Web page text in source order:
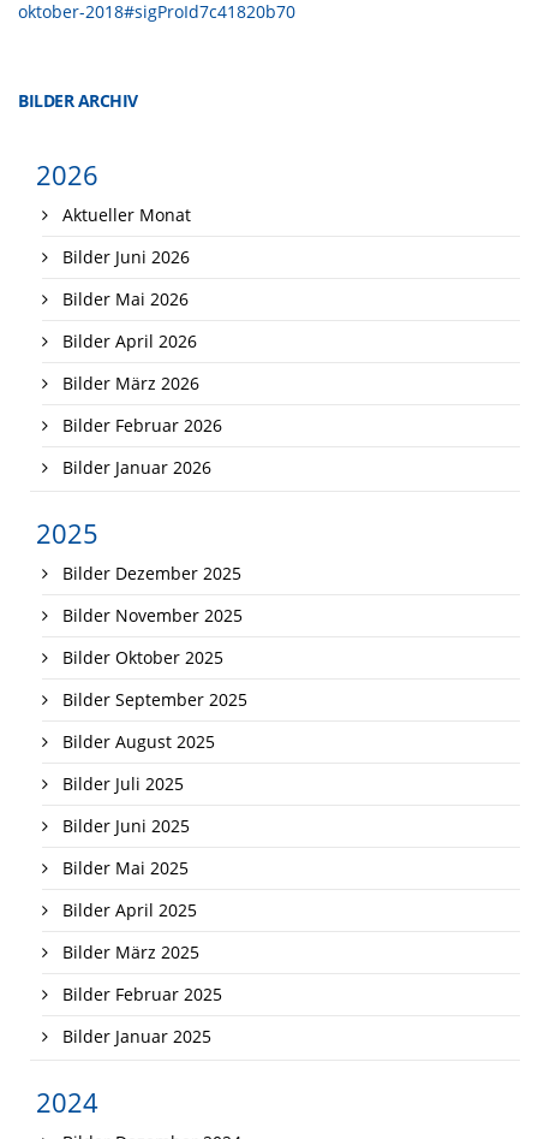
oktober-2018#sigProId7c41820b70
BILDER ARCHIV
2026
Aktueller Monat
Bilder Juni 2026
Bilder Mai 2026
Bilder April 2026
Bilder März 2026
Bilder Februar 2026
Bilder Januar 2026
2025
Bilder Dezember 2025
Bilder November 2025
Bilder Oktober 2025
Bilder September 2025
Bilder August 2025
Bilder Juli 2025
Bilder Juni 2025
Bilder Mai 2025
Bilder April 2025
Bilder März 2025
Bilder Februar 2025
Bilder Januar 2025
2024